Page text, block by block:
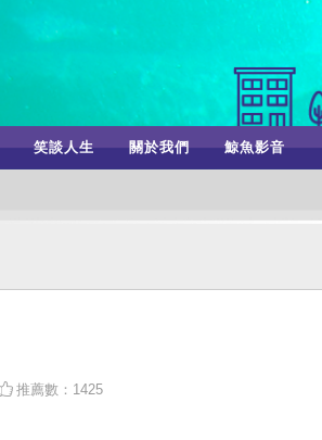
笑談人生 關於我們 鯨魚影音
推薦數：1425